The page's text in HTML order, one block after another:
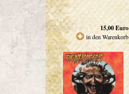
15,00Euro
in den Warenkorb